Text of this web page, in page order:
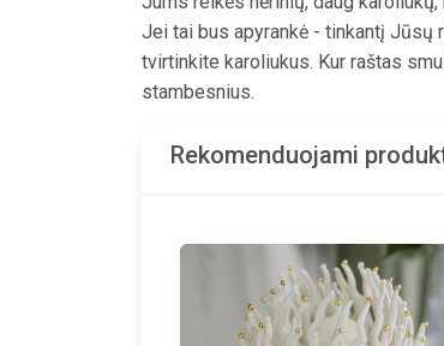
Jei tai bus apyrankė - tinkantį Jūsų
tvirtinkite karoliukus. Kur raštas
stambesnius.
Rekomenduojami